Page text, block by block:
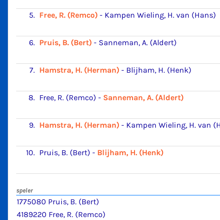
5. Free, R. (Remco) - Kampen Wieling, H. van (Hans)
6. Pruis, B. (Bert) - Sanneman, A. (Aldert)
7. Hamstra, H. (Herman) - Blijham, H. (Henk)
8. Free, R. (Remco) - Sanneman, A. (Aldert)
9. Hamstra, H. (Herman) - Kampen Wieling, H. van
10. Pruis, B. (Bert) - Blijham, H. (Henk)
speler
1775080 Pruis, B. (Bert)
4189220 Free, R. (Remco)